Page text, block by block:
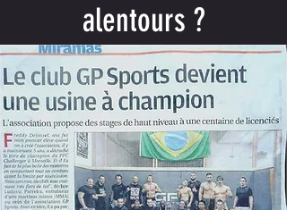
alentours ?